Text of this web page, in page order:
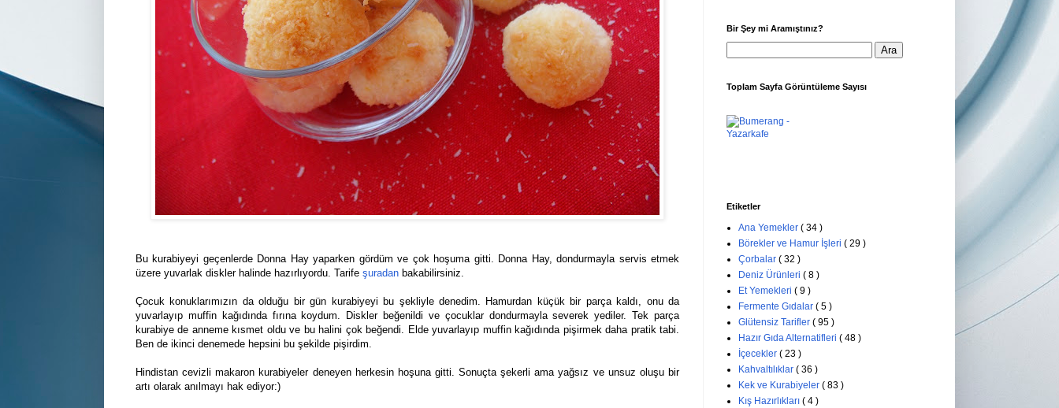
Bu kurabiyeyi geçenlerde Donna Hay yaparken gördüm ve çok hoşuma gitti. Donna Hay, dondurmayla servis etmek
üzere yuvarlak diskler halinde hazırlıyordu. Tarife şuradan bakabilirsiniz.
Çocuk konuklarımızın da olduğu bir gün kurabiyeyi bu şekliyle denedim. Hamurdan küçük bir parça kaldı, onu da
yuvarlayıp muffin kağıdında fırına koydum. Diskler beğenildi ve çocuklar dondurmayla severek yediler. Tek parça
kurabiye de anneme kısmet oldu ve bu halini çok beğendi. Elde yuvarlayıp muffin kağıdında pişirmek daha pratik tabi.
Ben de ikinci denemede hepsini bu şekilde pişirdim.
Hindistan cevizli makaron kurabiyeler deneyen herkesin hoşuna gitti. Sonuçta şekerli ama yağsız ve unsuz oluşu bir
artı olarak anılmayı hak ediyor:)
Bir Şey mi Aramıştınız?
Toplam Sayfa Görüntüleme Sayısı
Etiketler
Ana Yemekler ( 34 )
Börekler ve Hamur İşleri ( 29 )
Çorbalar ( 32 )
Deniz Ürünleri ( 8 )
Et Yemekleri ( 9 )
Fermente Gıdalar ( 5 )
Glütensiz Tarifler ( 95 )
Hazır Gıda Alternatifleri ( 48 )
İçecekler ( 23 )
Kahvaltılıklar ( 36 )
Kek ve Kurabiyeler ( 83 )
Kış Hazırlıkları ( 4 )